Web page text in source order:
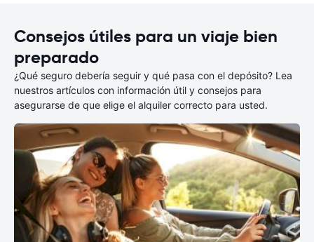
Consejos útiles para un viaje bien
preparado
¿Qué seguro debería seguir y qué pasa con el depósito? Lea
nuestros artículos con información útil y consejos para
asegurarse de que elige el alquiler correcto para usted.